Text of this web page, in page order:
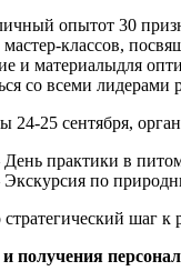
опытот 30
мастер-классов,
и материалыдля
со всеми
25 сентября,
День практики в
Экскурсия по
стратегический шаг
получения